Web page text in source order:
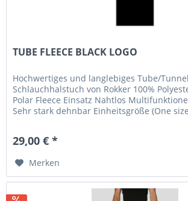
TUBE FLEECE BLACK LOGO
Hochwertiges und langlebiges Tube/Tunnel
Schlauchhalstuch von Rokker 100%
Polar Fleece Einsatz Nahtlos
Sehr stark dehnbar Einheitsgröße (One
29,00 € *
Merken